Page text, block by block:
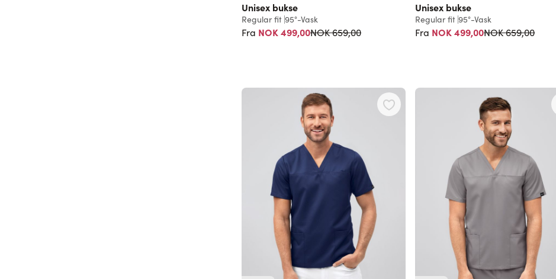
Unisex bukse
Regular fit 95°-Vask
Fra NOK 499,00Vanlig pris
NOK 659,00
Unisex bukse
Regular fit 95°-Vask
Fra NOK 499,00Vanlig pris
NOK 659,00